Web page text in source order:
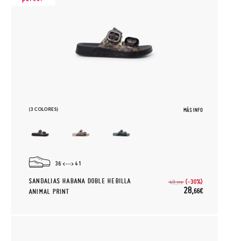
(3 COLORES) MÁS INFO
36 41
SANDALIAS HABANA DOBLE HEBILLA
ANIMAL PRINT
40,95€ (-30%)
28,66€